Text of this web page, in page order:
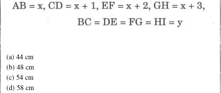
(a) 44 cm
(b) 48 cm
(c) 54 cm
(d) 58 cm